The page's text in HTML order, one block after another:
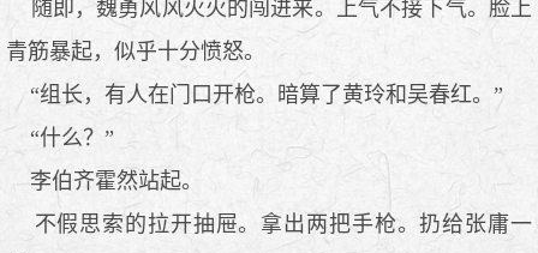
随即，魏勇风风火火的闯进来。上气不接下气。脸上
青筋暴起，似乎十分愤怒。
“组长，有人在门口开枪。暗算了黄玲和吴春红。”
“什么？”
李伯齐霍然站起。
不假思索的拉开抽屉。拿出两把手枪。扔给张庸一